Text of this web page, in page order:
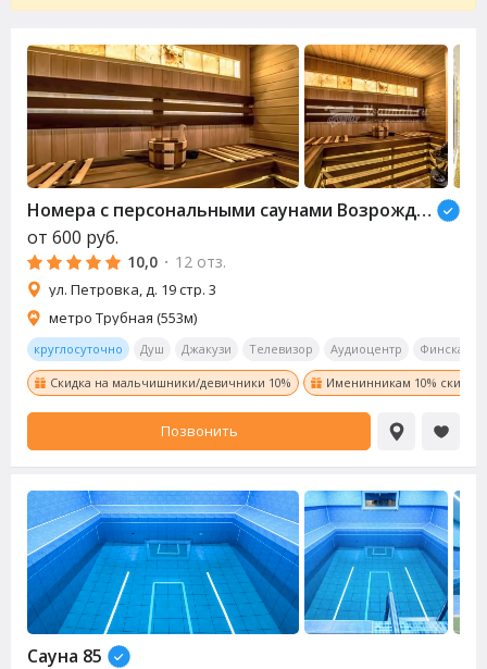
Номера с персональными саунами Возрождение (Revival)
от 600 руб.
10,0 · 12 отз.
ул. Петровка, д. 19 стр. 3
метро Трубная (553м)
круглосуточно Душ Джакузи Телевизор Аудиоцентр Финская
Скидка на мальчишники/девичники 10% Именинникам 10% скидка!
Позвонить
Сауна 85